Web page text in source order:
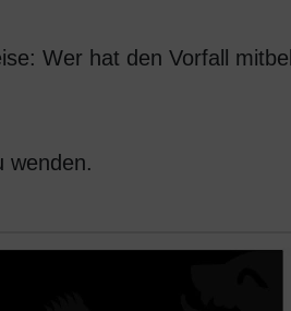
Wer hat den Vorfall
wenden.